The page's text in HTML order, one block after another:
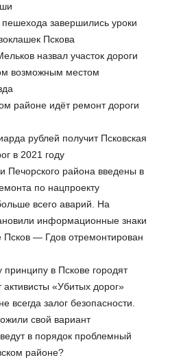
завершились уроки
Пскова
назвал участок дороги
возможным местом
районе идёт ремонт дороги
рублей получит Псковская
в 2021 году
Печорского района введены в
по нацпроекту
всего аварий. На
информационные знаки
Псков — Гдов отремонтирован
в Пскове городят
«Убитых дорог»
всегда залог безопасности.
свой вариант
в порядок проблемный
районе?